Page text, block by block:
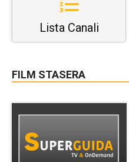
Lista Canali
FILM STASERA